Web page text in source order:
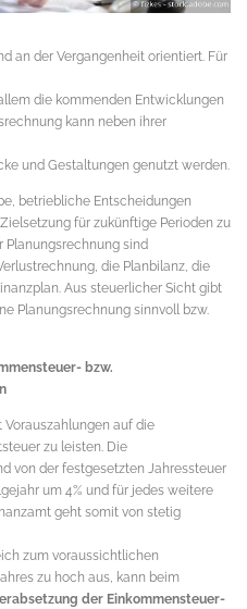
an der Vergangenheit orientiert. Für
die kommenden Entwicklungen
kann neben ihrer
und Gestaltungen genutzt werden.
betriebliche Entscheidungen
für zukünftige Perioden zu
Planungsrechnung sind
die Planbilanz, die
Aus steuerlicher Sicht gibt
Planungsrechnung sinnvoll bzw.
bzw.
auf die
zu leisten. Die
von der festgesetzten Jahressteuer
um 4% und für jedes weitere
geht somit von stetig
zum voraussichtlichen
zu hoch aus, kann beim
der Einkommensteuer-